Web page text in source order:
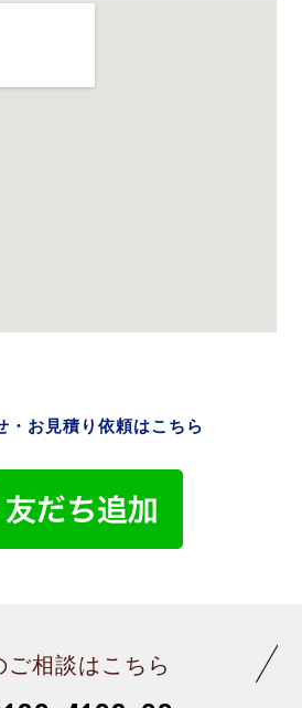
お見積り依頼はこちら
ご相談はこちら